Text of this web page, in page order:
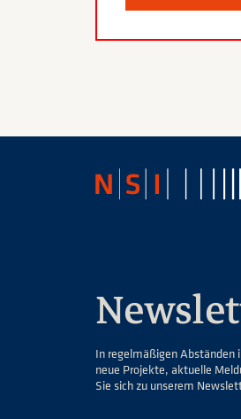
In regelmäßigen Abständen
neue Projekte, aktuelle
Sie sich zu unserem